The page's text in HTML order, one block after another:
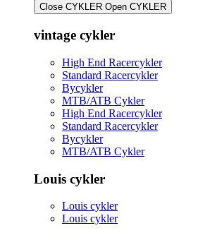
Close CYKLER Open CYKLER
vintage cykler
High End Racercykler
Standard Racercykler
Bycykler
MTB/ATB Cykler
High End Racercykler
Standard Racercykler
Bycykler
MTB/ATB Cykler
Louis cykler
Louis cykler
Louis cykler